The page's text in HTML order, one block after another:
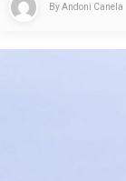
ByAndoni Canela